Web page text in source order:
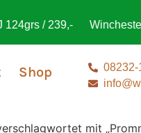
/ 239,-
Shop
08232-
mit